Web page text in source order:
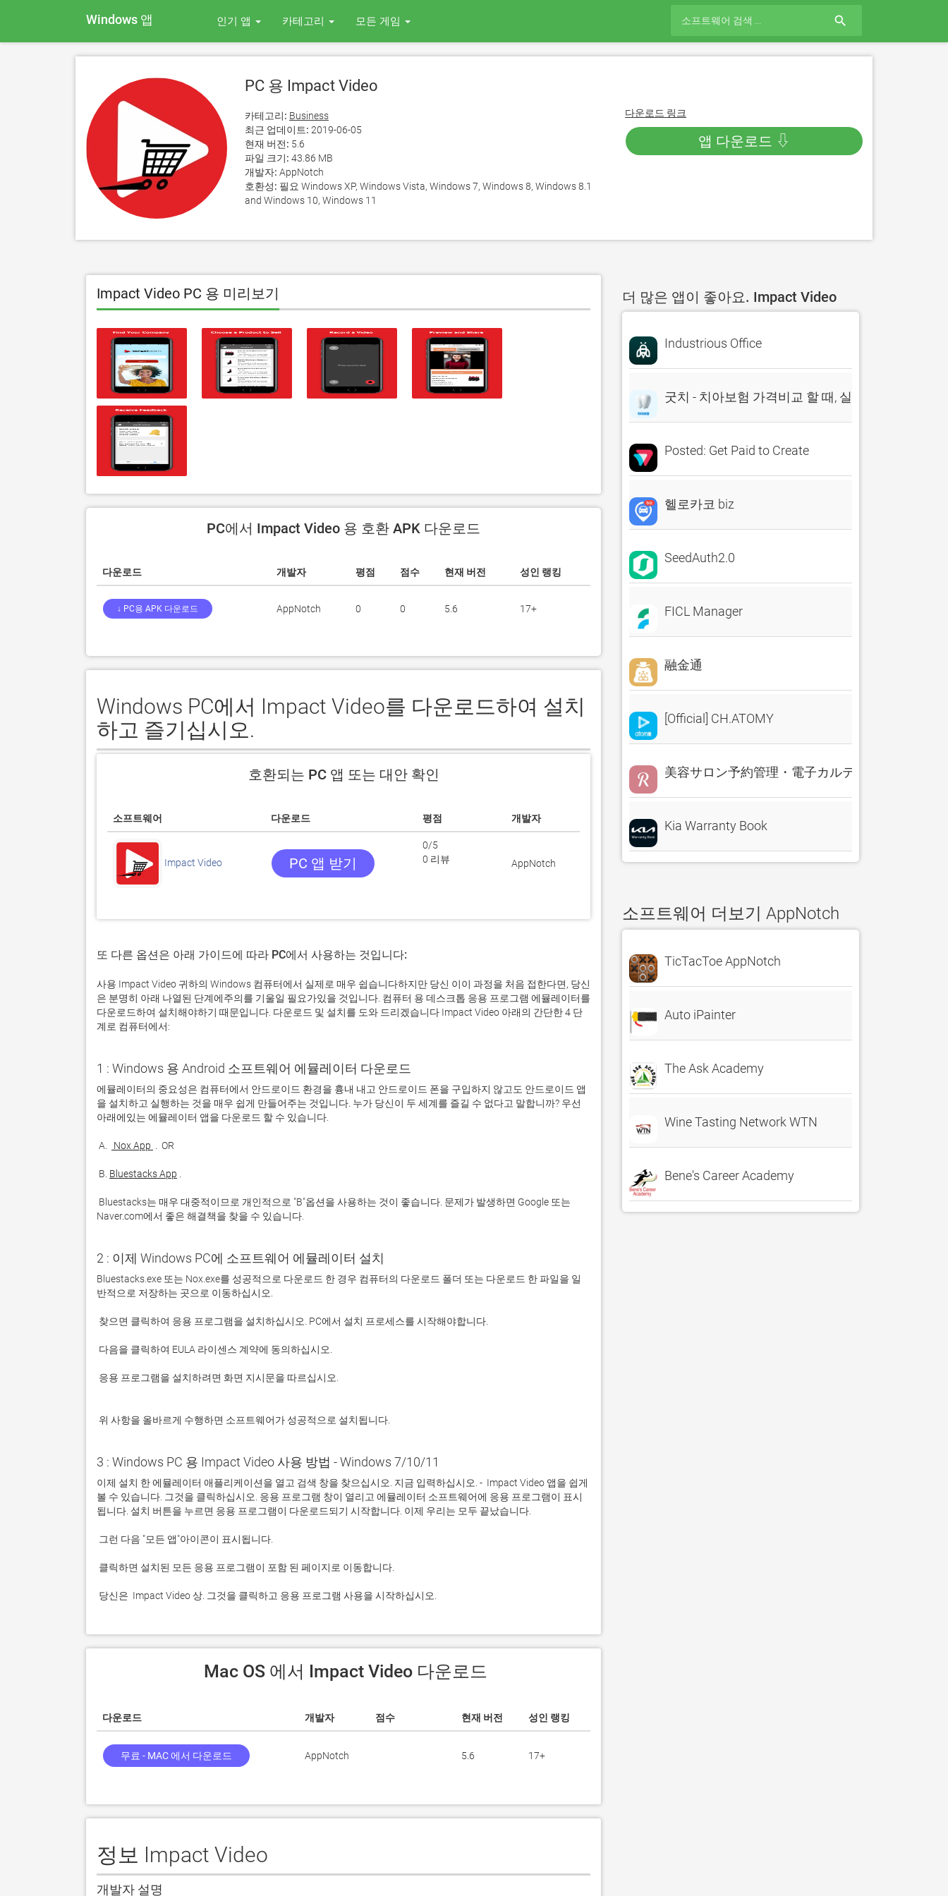
Windows 앱 인기 앱 카테고리 모든 게임 search
PC 용 Impact Video
카테고리: Business
최근 업데이트: 2019-06-05
현재 버전: 5.6
파일 크기: 43.86 MB
개발자: AppNotch
호환성: 필요 Windows XP, Windows Vista, Windows 7, Windows 8, Windows 8.1
and Windows 10, Windows 11
다운로드 링크
앱 다운로드 ⇩
Impact Video PC 용 미리보기
PC에서 Impact Video 용 호환 APK 다운로드
다운로드 개발자 평점 점수 현재 버전 성인 랭킹
↓ PC용 APK 다운로드 AppNotch 0 0 5.6 17+
Windows PC에서 Impact Video를 다운로드하여 설치
하고 즐기십시오.
호환되는 PC 앱 또는 대안 확인
소프트웨어 다운로드 평점 개발자
Impact Video PC 앱 받기
0/5
0 리뷰
AppNotch
또 다른 옵션은 아래 가이드에 따라 PC에서 사용하는 것입니다:
사용 Impact Video 귀하의 Windows 컴퓨터에서 실제로 매우 쉽습니다하지만 당신 이이 과정을 처음 접한다면, 당신
은 분명히 아래 나열된 단계에주의를 기울일 필요가있을 것입니다. 컴퓨터 용 데스크톱 응용 프로그램 에뮬레이터를
다운로드하여 설치해야하기 때문입니다. 다운로드 및 설치를 도와 드리겠습니다 Impact Video 아래의 간단한 4 단
계로 컴퓨터에서:
1 : Windows 용 Android 소프트웨어 에뮬레이터 다운로드
에뮬레이터의 중요성은 컴퓨터에서 안드로이드 환경을 흉내 내고 안드로이드 폰을 구입하지 않고도 안드로이드 앱
을 설치하고 실행하는 것을 매우 쉽게 만들어주는 것입니다. 누가 당신이 두 세계를 즐길 수 없다고 말합니까? 우선
A. Nox App
B. Bluestacks App
Naver.com에서 좋은 해결책을 찾을 수 있습니다.
2 : 이제 Windows PC에 소프트웨어 에뮬레이터 설치
Bluestacks.exe 또는 Nox.exe를 성공적으로 다운로드 한 경우 컴퓨터의 다운로드 폴더 또는 다운로드 한 파일을 일
위 사항을 올바르게 수행하면 소프트웨어가 성공적으로 설치됩니다.
3 : Windows PC 용 Impact Video 사용 방법 - Windows 7/10/11
이제 설치 한 에뮬레이터 애플리케이션을 열고 검색 창을 찾으십시오. 지금 입력하십시오. -  Impact Video 앱을 쉽게
볼 수 있습니다. 그것을 클릭하십시오. 응용 프로그램 창이 열리고 에뮬레이터 소프트웨어에 응용 프로그램이 표시
당신은  Impact Video 상. 그것을 클릭하고 응용 프로그램 사용을 시작하십시오.
Mac OS 에서 Impact Video 다운로드
다운로드 개발자 점수 현재 버전 성인 랭킹
무료 - MAC 에서 다운로드 AppNotch 5.6 17+
정보 Impact Video
개발자 설명
더 많은 앱이 좋아요. Impact Video
Industrious Office
굿치 - 치아보험 가격비교 할 때, 실시간 비교견적 앱
Posted: Get Paid to Create
헬로카코 biz
SeedAuth2.0
FICL Manager
融金通
[Official] CH.ATOMY
美容サロン予約管理・電子カルテ・売上分析
Kia Warranty Book
소프트웨어 더보기 AppNotch
TicTacToe AppNotch
Auto iPainter
The Ask Academy
Wine Tasting Network WTN
Bene's Career Academy